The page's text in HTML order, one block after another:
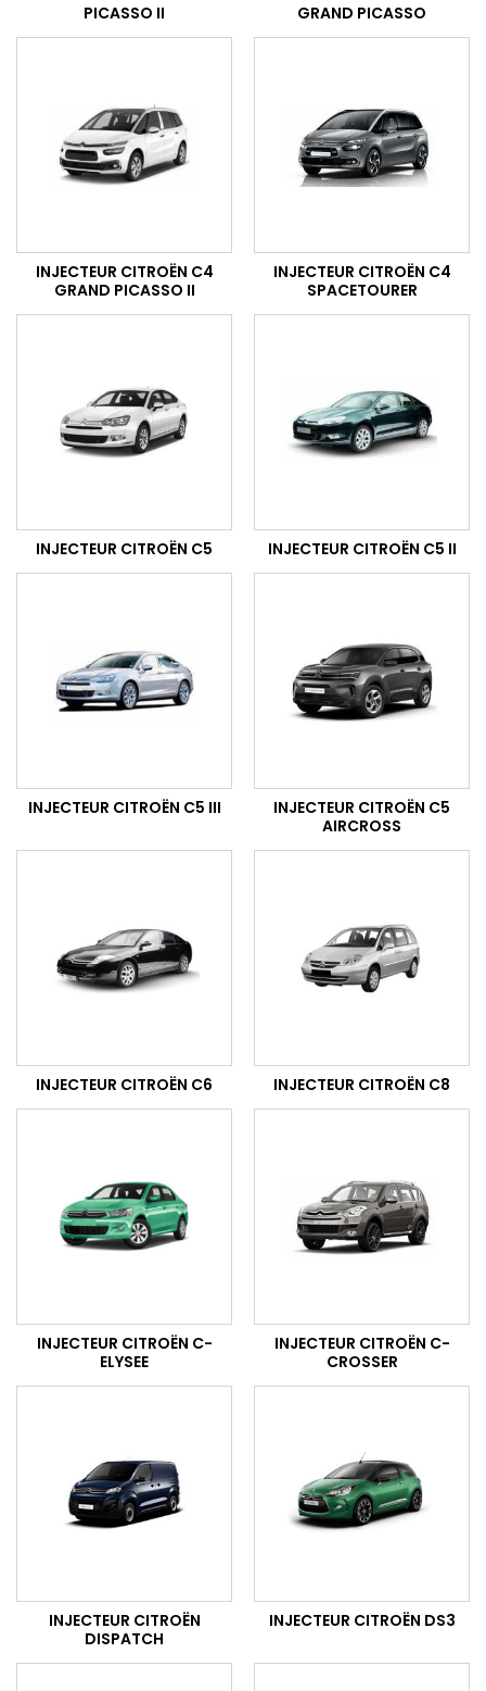
PICASSO II
GRAND PICASSO
INJECTEUR CITROËN C4
GRAND PICASSO II
INJECTEUR CITROËN C4
SPACETOURER
INJECTEUR CITROËN C5 INJECTEUR CITROËN C5 II
INJECTEUR CITROËN C5 III
INJECTEUR CITROËN C5
AIRCROSS
INJECTEUR CITROËN C6 INJECTEUR CITROËN C8
INJECTEUR CITROËN C-
ELYSEE
INJECTEUR CITROËN C-
CROSSER
INJECTEUR CITROËN
DISPATCH
INJECTEUR CITROËN DS3